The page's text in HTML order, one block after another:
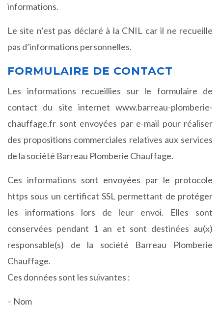
informations.
Le site n’est pas déclaré à la CNIL car il ne recueille
pas d’informations personnelles.
FORMULAIRE DE CONTACT
Les informations recueillies sur le formulaire de
contact du site internet www.barreau-plomberie-
chauffage.fr sont envoyées par e-mail pour réaliser
des propositions commerciales relatives aux services
de la société Barreau Plomberie Chauffage.
Ces informations sont envoyées par le protocole
https sous un certificat SSL permettant de protéger
les informations lors de leur envoi. Elles sont
conservées pendant 1 an et sont destinées au(x)
responsable(s) de la société Barreau Plomberie
Chauffage.
Ces données sont les suivantes :
– Nom